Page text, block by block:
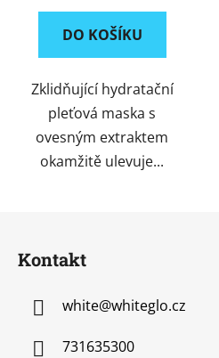
DO KOŠÍKU
Zklidňující hydratační
pleťová maska s
ovesným extraktem
okamžitě ulevuje...
Kontakt
white@whiteglo.cz
731635300